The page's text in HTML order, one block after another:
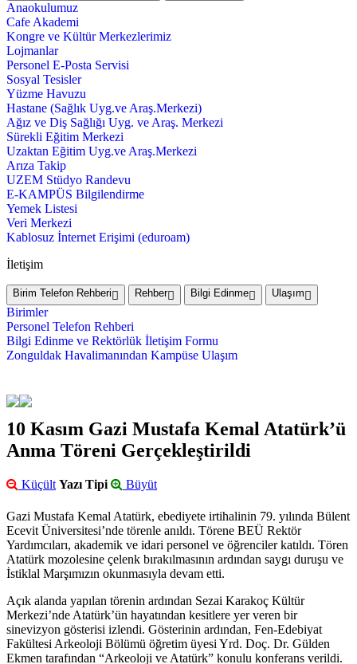
Anaokulumuz
Cafe Akademi
Kongre ve Kültür Merkezlerimiz
Lojmanlar
Personel E-Posta Servisi
Sosyal Tesisler
Yüzme Havuzu
Hastane (Sağlık Uyg.ve Araş.Merkezi)
Ağız ve Diş Sağlığı Uyg. ve Araş. Merkezi
Sürekli Eğitim Merkezi
Uzaktan Eğitim Uyg.ve Araş.Merkezi
Arıza Takip
UZEM Stüdyo Randevu
E-KAMPÜS Bilgilendirme
Yemek Listesi
Veri Merkezi
Kablosuz İnternet Erişimi (eduroam)
İletişim
Birim Telefon Rehberi Rehber Bilgi Edinme Ulaşım
Birimler
Personel Telefon Rehberi
Bilgi Edinme ve Rektörlük İletişim Formu
Zonguldak Havalimanından Kampüse Ulaşım
10 Kasım Gazi Mustafa Kemal Atatürk’ü
Anma Töreni Gerçekleştirildi
Küçült Yazı Tipi Büyüt
Gazi Mustafa Kemal Atatürk, ebediyete irtihalinin 79. yılında Bülent
Ecevit Üniversitesi’nde törenle anıldı. Törene BEÜ Rektör
Yardımcıları, akademik ve idari personel ve öğrenciler katıldı. Tören
Atatürk mozolesine çelenk bırakılmasının ardından saygı duruşu ve
İstiklal Marşımızın okunmasıyla devam etti.
Açık alanda yapılan törenin ardından Sezai Karakoç Kültür
Merkezi’nde Atatürk’ün hayatından kesitlere yer veren bir
sinevizyon gösterisi izlendi. Gösterinin ardından, Fen-Edebiyat
Fakültesi Arkeoloji Bölümü öğretim üyesi Yrd. Doç. Dr. Gülden
Ekmen tarafından “Arkeoloji ve Atatürk” konulu konferans verildi.